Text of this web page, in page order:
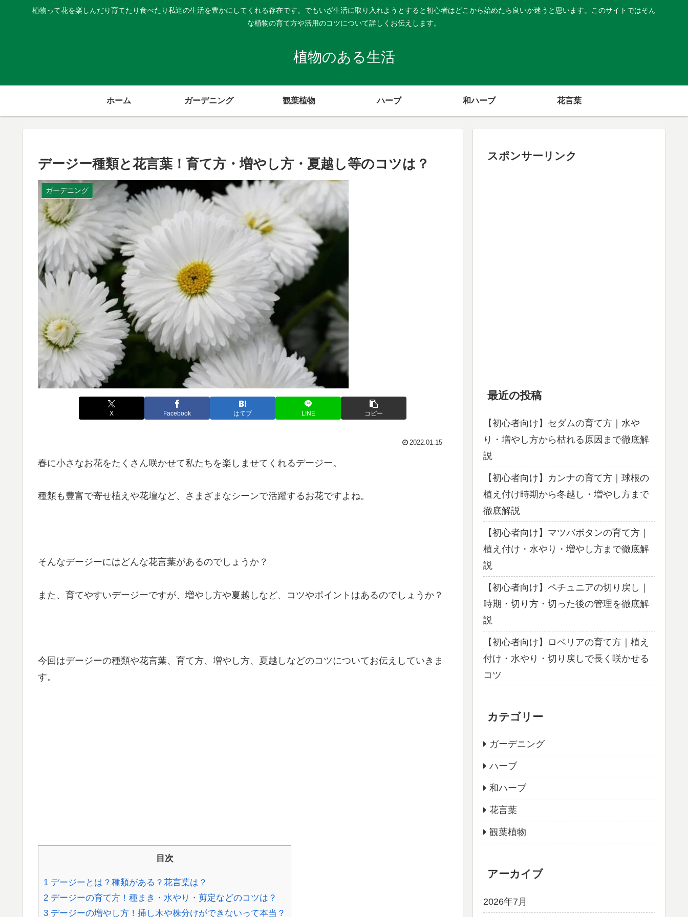
植物って花を楽しんだり育てたり食べたり私達の生活を豊かにしてくれる存在です。でもいざ生活に取り入れようとすると初心者はどこから始めたら良いか迷うと思います。このサイトではそん
な植物の育て方や活用のコツについて詳しくお伝えします。
植物のある生活
ホーム ガーデニング 観葉植物 ハーブ 和ハーブ 花言葉
デージー種類と花言葉！育て方・増やし方・夏越し等のコツは？
ガーデニング
X Facebook はてブ LINE コピー
2022.01.15
春に小さなお花をたくさん咲かせて私たちを楽しませてくれるデージー。
種類も豊富で寄せ植えや花壇など、さまざまなシーンで活躍するお花ですよね。
そんなデージーにはどんな花言葉があるのでしょうか？
また、育てやすいデージーですが、増やし方や夏越しなど、コツやポイントはあるのでしょうか？
今回はデージーの種類や花言葉、育て方、増やし方、夏越しなどのコツについてお伝えしていきま
す。
目次
1 デージーとは？種類がある？花言葉は？
2 デージーの育て方！種まき・水やり・剪定などのコツは？
3 デージーの増やし方！挿し木や株分けができないって本当？
スポンサーリンク
最近の投稿
【初心者向け】セダムの育て方｜水や
り・増やし方から枯れる原因まで徹底解
説
【初心者向け】カンナの育て方｜球根の
植え付け時期から冬越し・増やし方まで
徹底解説
【初心者向け】マツバボタンの育て方｜
植え付け・水やり・増やし方まで徹底解
説
【初心者向け】ペチュニアの切り戻し｜
時期・切り方・切った後の管理を徹底解
説
【初心者向け】ロベリアの育て方｜植え
付け・水やり・切り戻しで長く咲かせる
コツ
カテゴリー
ガーデニング
ハーブ
和ハーブ
花言葉
観葉植物
アーカイブ
2026年7月